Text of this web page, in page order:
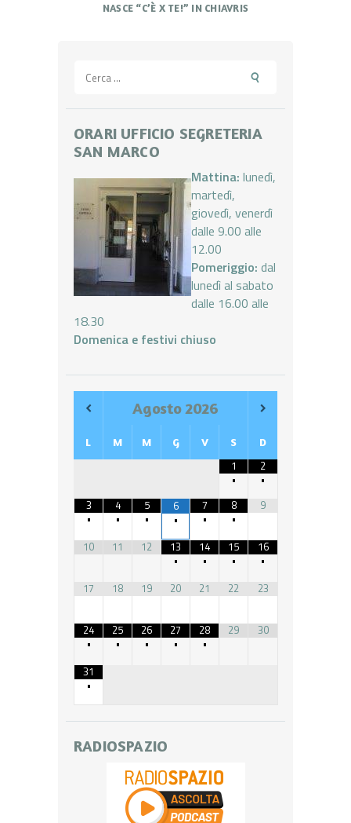
NASCE “C’È X TE!” IN CHIAVRIS
per:
ORARI UFFICIO SEGRETERIA
SAN MARCO
Mattina: lunedì,
martedì,
giovedì, venerdì
dalle 9.00 alle
12.00
Pomeriggio: dal
lunedì al sabato
dalle 16.00 alle
18.30
Domenica e festivi chiuso
Agosto2026
L M M G V S D
1
•
2
•
3
•
4
•
5
•
6
•
7
•
8
•
9
10 11 12
13
•
14
•
15
•
16
•
17
18 19 20 21 22 23
24
•
25
•
26
•
27
•
28
•
29 30
31
•
RADIOSPAZIO